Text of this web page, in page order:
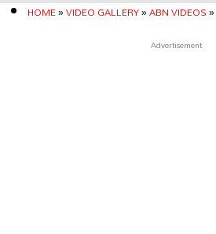
HOME»VIDEO GALLERY»ABN VIDEOS»